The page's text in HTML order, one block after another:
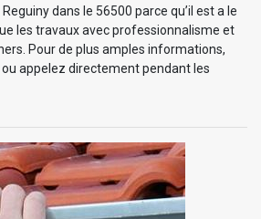
dans le 56500 parce qu’il est a le
les travaux avec professionnalisme et
Pour de plus amples informations,
appelez directement pendant les